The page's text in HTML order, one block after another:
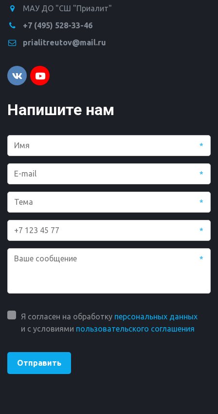
МАУ ДО "СШ "Приалит"
+7 (495) 528-33-46
prialitreutov@mail.ru
Напишите нам
*
*
*
*
*
Я согласен на обработку персональных данных
и с условиями пользовательского соглашения
Отправить